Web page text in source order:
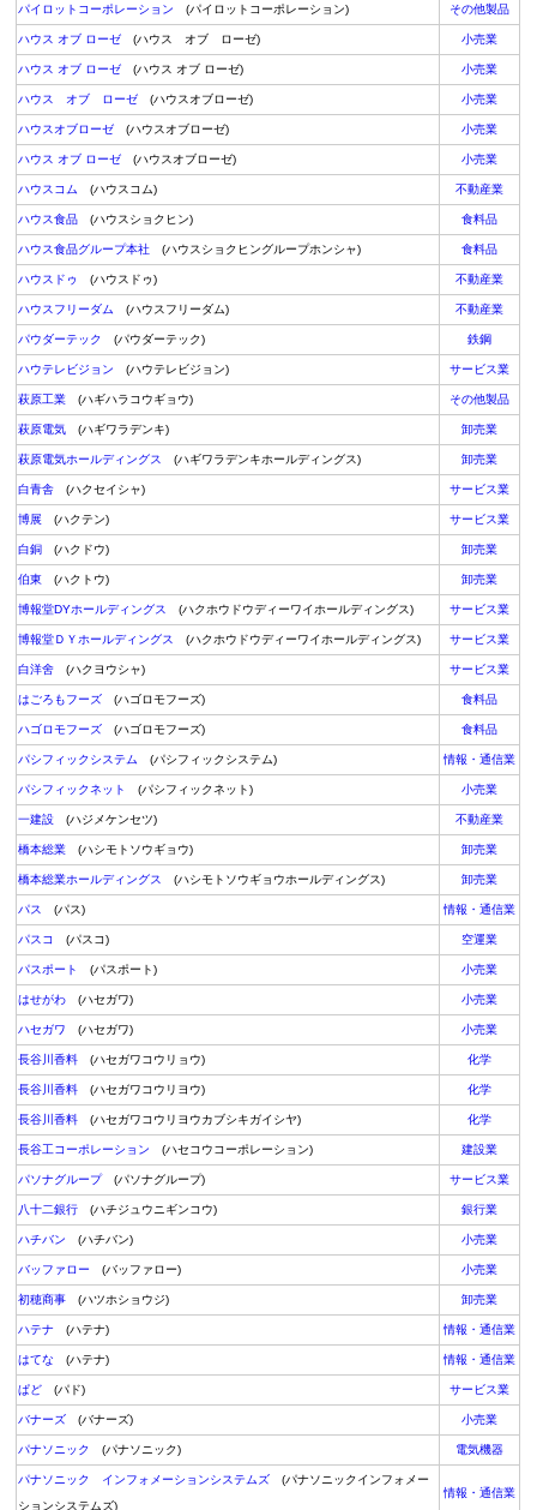
パイロットコーポレーション (パイロットコーポレーション) その他製品
ハウス オブ ローゼ (ハウス オブ ローゼ) 小売業
ハウス オブ ローゼ (ハウス オブ ローゼ) 小売業
ハウス オブ ローゼ (ハウスオブローゼ) 小売業
ハウスオブローゼ (ハウスオブローゼ) 小売業
ハウス オブ ローゼ (ハウスオブローゼ) 小売業
ハウスコム (ハウスコム) 不動産業
ハウス食品 (ハウスショクヒン) 食料品
ハウス食品グループ本社 (ハウスショクヒングループホンシャ) 食料品
ハウスドゥ (ハウスドゥ) 不動産業
ハウスフリーダム (ハウスフリーダム) 不動産業
パウダーテック (パウダーテック) 鉄鋼
ハウテレビジョン (ハウテレビジョン) サービス業
萩原工業 (ハギハラコウギョウ) その他製品
萩原電気 (ハギワラデンキ) 卸売業
萩原電気ホールディングス (ハギワラデンキホールディングス) 卸売業
白青舎 (ハクセイシャ) サービス業
博展 (ハクテン) サービス業
白銅 (ハクドウ) 卸売業
伯東 (ハクトウ) 卸売業
博報堂DYホールディングス (ハクホウドウディーワイホールディングス) サービス業
博報堂ＤＹホールディングス (ハクホウドウディーワイホールディングス) サービス業
白洋舍 (ハクヨウシャ) サービス業
はごろもフーズ (ハゴロモフーズ) 食料品
ハゴロモフーズ (ハゴロモフーズ) 食料品
パシフィックシステム (パシフィックシステム) 情報・通信業
パシフィックネット (パシフィックネット) 小売業
一建設 (ハジメケンセツ) 不動産業
橋本総業 (ハシモトソウギョウ) 卸売業
橋本総業ホールディングス (ハシモトソウギョウホールディングス) 卸売業
パス (パス) 情報・通信業
パスコ (パスコ) 空運業
パスポート (パスポート) 小売業
はせがわ (ハセガワ) 小売業
ハセガワ (ハセガワ) 小売業
長谷川香料 (ハセガワコウリョウ) 化学
長谷川香料 (ハセガワコウリヨウ) 化学
長谷川香料 (ハセガワコウリヨウカブシキガイシヤ) 化学
長谷工コーポレーション (ハセコウコーポレーション) 建設業
パソナグループ(パソナグループ) サービス業
八十二銀行 (ハチジュウニギンコウ) 銀行業
ハチバン (ハチバン) 小売業
バッファロー (バッファロー) 小売業
初穂商事 (ハツホショウジ) 卸売業
ハテナ (ハテナ) 情報・通信業
はてな (ハテナ) 情報・通信業
ぱど (パド) サービス業
バナーズ (バナーズ) 小売業
パナソニック (パナソニック) 電気機器
パナソニック インフォメーションシステムズ (パナソニックインフォメー
ションシステムズ)
情報・通信業